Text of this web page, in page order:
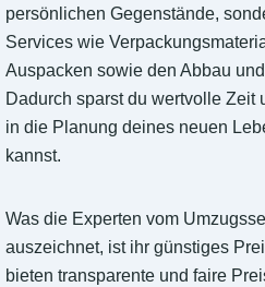
persönlichen Gegenstände,
Services wie
Auspacken sowie den Abbau
Dadurch sparst du wertvolle Zeit
in die Planung deines neuen
kannst.
Was die Experten vom
auszeichnet, ist ihr günstiges
bieten transparente und faire